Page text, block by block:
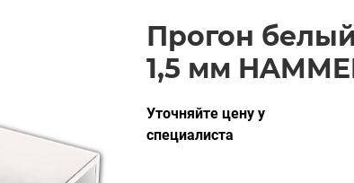
Прогон
1,5 мм
Уточняйте цену у
специалиста